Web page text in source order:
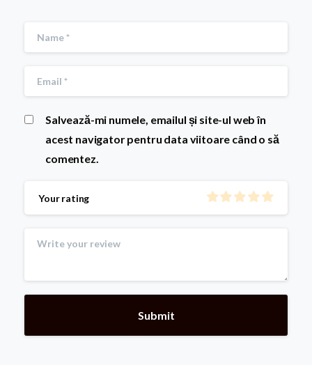
Salvează-mi numele, emailul și site-ul web în
acest navigator pentru data viitoare când o să
comentez.
Your rating